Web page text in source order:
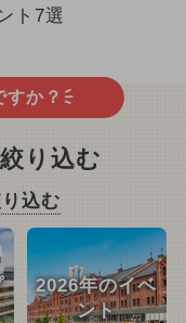
ト7選
すか？
り込む
込む
2026年のイベ
ント